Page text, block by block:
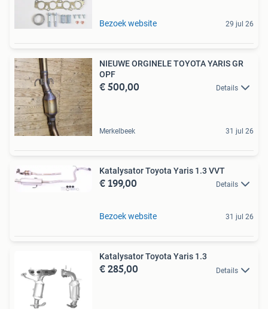
Bezoek website 29 jul 26
NIEUWE ORGINELE TOYOTA YARIS GR
OPF
€ 500,00 Details
Merkelbeek 31 jul 26
Katalysator Toyota Yaris 1.3 VVT
€ 199,00 Details
Bezoek website 31 jul 26
Katalysator Toyota Yaris 1.3
€ 285,00 Details